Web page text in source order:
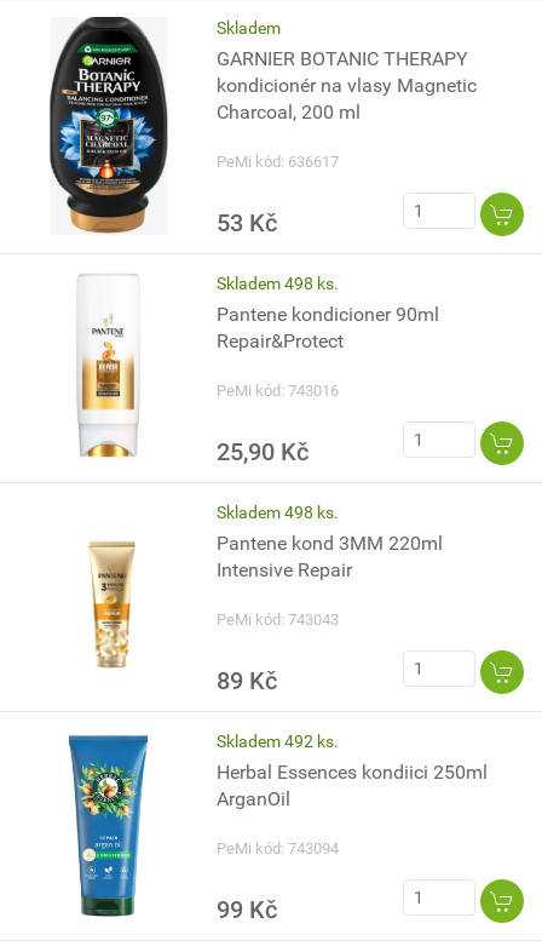
Skladem
GARNIER BOTANIC THERAPY
kondicionér na vlasy Magnetic
Charcoal, 200 ml
PeMi kód: 636617
53 Kč
Skladem 498 ks.
Pantene kondicioner 90ml
Repair&Protect
PeMi kód: 743016
25,90 Kč
Skladem 498 ks.
Pantene kond 3MM 220ml
Intensive Repair
PeMi kód: 743043
89 Kč
Skladem 492 ks.
Herbal Essences kondiici 250ml
ArganOil
PeMi kód: 743094
99 Kč